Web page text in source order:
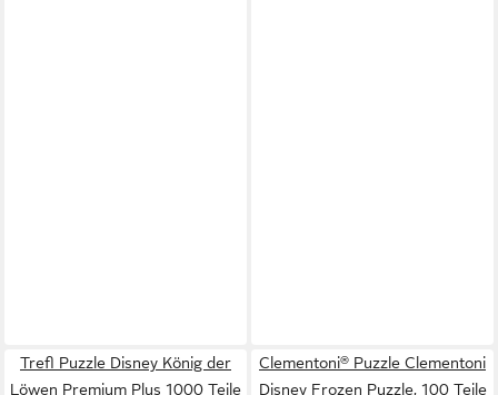
Trefl Puzzle Disney König der
Löwen Premium Plus 1000 Teile
Clementoni® Puzzle Clementoni
Disney Frozen Puzzle, 100 Teile